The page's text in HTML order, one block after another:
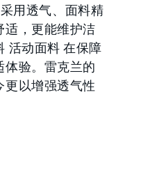
用透气、面料精
，更能维护洁
活动面料 在保障
验。雷克兰的
以增强透气性